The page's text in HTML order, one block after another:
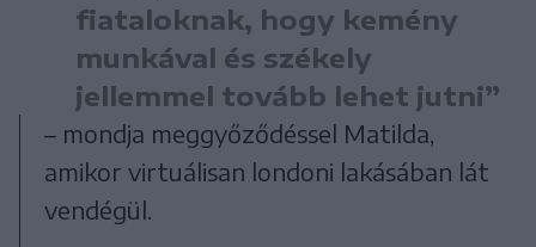
fiataloknak, hogy kemény
munkával és székely
jellemmel tovább lehet jutni”
– mondja meggyőződéssel Matilda,
amikor virtuálisan londoni lakásában lát
vendégül.